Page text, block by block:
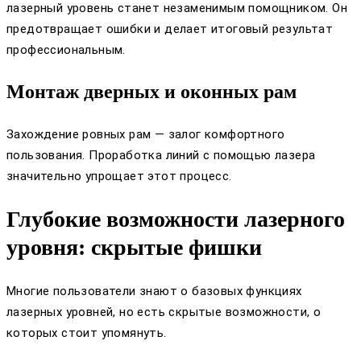
лазерный уровень станет незаменимым помощником. Он
предотвращает ошибки и делает итоговый результат
профессиональным.
Монтаж дверных и оконных рам
Захождение ровных рам — залог комфортного
пользования. Проработка линий с помощью лазера
значительно упрощает этот процесс.
Глубокие возможности лазерного
уровня: скрытые фишки
Многие пользователи знают о базовых функциях
лазерных уровней, но есть скрытые возможности, о
которых стоит упомянуть.